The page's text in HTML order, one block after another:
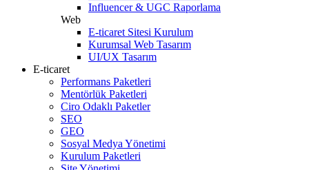
Influencer & UGC Raporlama
Web
E-ticaret Sitesi Kurulum
Kurumsal Web Tasarım
UI/UX Tasarım
E-ticaret
Performans Paketleri
Mentörlük Paketleri
Ciro Odaklı Paketler
SEO
GEO
Sosyal Medya Yönetimi
Kurulum Paketleri